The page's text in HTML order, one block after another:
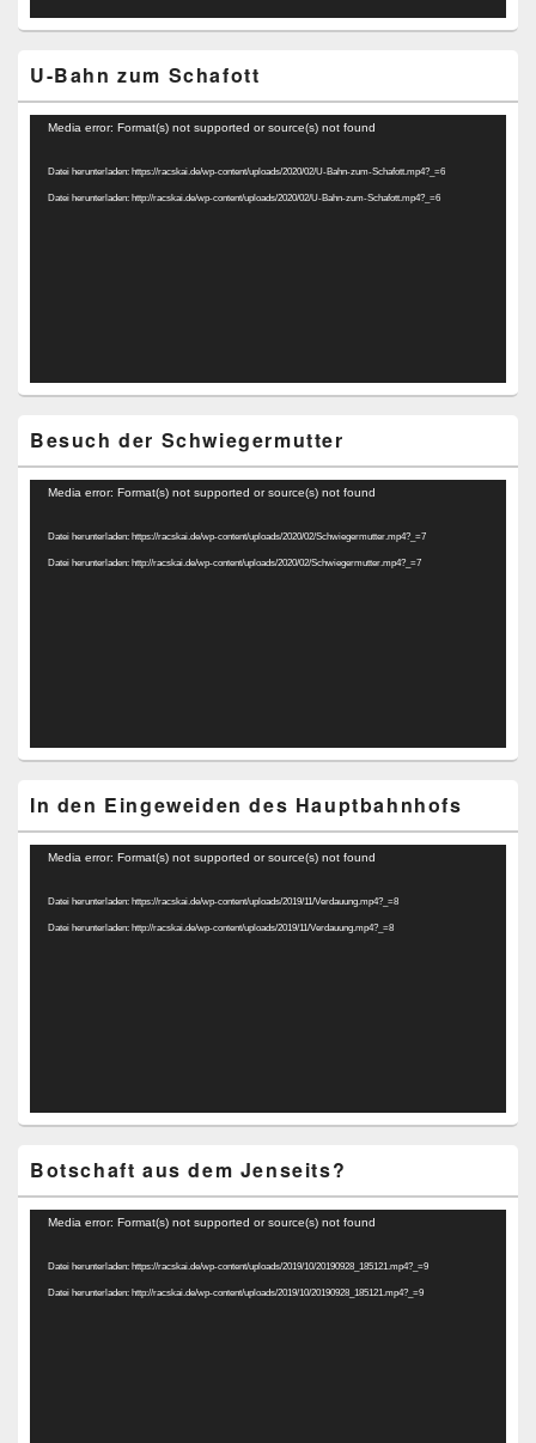
U-Bahn zum Schafott
Video-
Media error: Format(s) not supported or source(s) not found
Datei herunterladen: https://racskai.de/wp-content/uploads/2020/02/U-Bahn-zum-Schafott.mp4?_=6
Datei herunterladen: http://racskai.de/wp-content/uploads/2020/02/U-Bahn-zum-Schafott.mp4?_=6
Besuch der Schwiegermutter
Video-
Media error: Format(s) not supported or source(s) not found
Datei herunterladen: https://racskai.de/wp-content/uploads/2020/02/Schwiegermutter.mp4?_=7
Datei herunterladen: http://racskai.de/wp-content/uploads/2020/02/Schwiegermutter.mp4?_=7
In den Eingeweiden des Hauptbahnhofs
Video-
Media error: Format(s) not supported or source(s) not found
Datei herunterladen: https://racskai.de/wp-content/uploads/2019/11/Verdauung.mp4?_=8
Datei herunterladen: http://racskai.de/wp-content/uploads/2019/11/Verdauung.mp4?_=8
Botschaft aus dem Jenseits?
Video-
Media error: Format(s) not supported or source(s) not found
Datei herunterladen: https://racskai.de/wp-content/uploads/2019/10/20190928_185121.mp4?_=9
Datei herunterladen: http://racskai.de/wp-content/uploads/2019/10/20190928_185121.mp4?_=9